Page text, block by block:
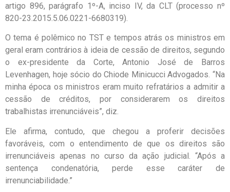
artigo 896, parágrafo 1º-A, inciso IV, da CLT (processo nº
820-23.2015.5.06.0221-6680319).
O tema é polêmico no TST e tempos atrás os ministros em
geral eram contrários à ideia de cessão de direitos, segundo
o ex-presidente da Corte, Antonio José de Barros
Levenhagen, hoje sócio do Chiode Minicucci Advogados. “Na
minha época os ministros eram muito refratários a admitir a
cessão de créditos, por considerarem os direitos
trabalhistas irrenunciáveis”, diz.
Ele afirma, contudo, que chegou a proferir decisões
favoráveis, com o entendimento de que os direitos são
irrenunciáveis apenas no curso da ação judicial. “Após a
sentença condenatória, perde esse caráter de
irrenunciabilidade.”